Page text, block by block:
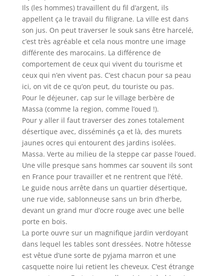
Ils (les hommes) travaillent du fil d’argent, ils
appellent ça le travail du filigrane. La ville est dans
son jus. On peut traverser le souk sans être harcelé,
c’est très agréable et cela nous montre une image
différente des marocains. La différence de
comportement de ceux qui vivent du tourisme et
ceux qui n’en vivent pas. C’est chacun pour sa peau
ici, on vit de ce qu’on peut, du touriste ou pas.
Pour le déjeuner, cap sur le village berbère de
Massa (comme la region, comme l’oued !).
Pour y aller il faut traverser des zones totalement
désertique avec, disséminés ça et là, des murets
jaunes ocres qui entourent des jardins isolées.
Massa. Verte au milieu de la steppe car passe l’oued.
Une ville presque sans hommes car souvent ils sont
en France pour travailler et ne rentrent que l’été.
Le guide nous arrête dans un quartier désertique,
une rue vide, sablonneuse sans un brin d’herbe,
devant un grand mur d’ocre rouge avec une belle
porte en bois.
La porte ouvre sur un magnifique jardin verdoyant
dans lequel les tables sont dressées. Notre hôtesse
est vêtue d’une sorte de pyjama marron et une
casquette noire lui retient les cheveux. C’est étrange